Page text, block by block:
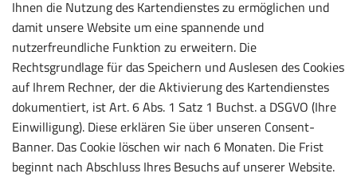
Ihnen die Nutzung des Kartendienstes zu ermöglichen und
damit unsere Website um eine spannende und
nutzerfreundliche Funktion zu erweitern. Die
Rechtsgrundlage für das Speichern und Auslesen des Cookies
auf Ihrem Rechner, der die Aktivierung des Kartendienstes
dokumentiert, ist Art. 6 Abs. 1 Satz 1 Buchst. a DSGVO (Ihre
Einwilligung). Diese erklären Sie über unseren Consent-
Banner. Das Cookie löschen wir nach 6 Monaten. Die Frist
beginnt nach Abschluss Ihres Besuchs auf unserer Website.